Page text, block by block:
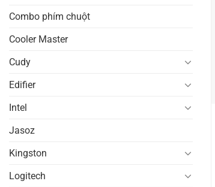
Combo phím chuột
Cooler Master
Cudy
Edifier
Intel
Jasoz
Kingston
Logitech